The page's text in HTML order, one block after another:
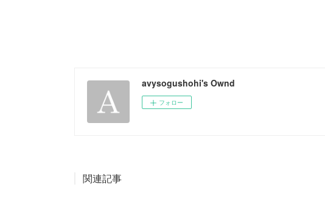
avysogushohi's Ownd
フォロー
関連記事